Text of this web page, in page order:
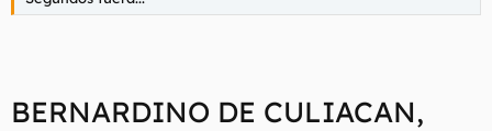
BERNARDINO DE CULIACAN,